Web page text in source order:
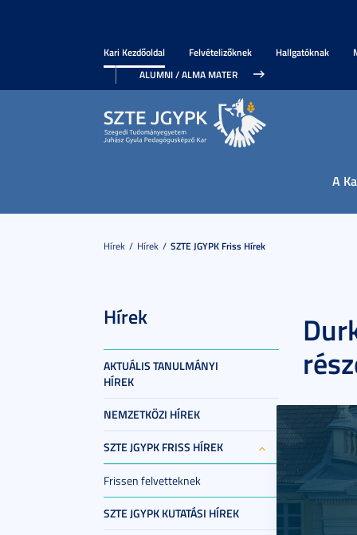
Kari Kezdőoldal Felvételizőknek Hallgatóknak
ALUMNI / ALMA MATER
A
Hírek Hírek SZTE JGYPK Friss Hírek
Hírek
AKTUÁLIS TANULMÁNYI
HÍREK
NEMZETKÖZI HÍREK
SZTE JGYPK FRISS HÍREK
Frissen felvetteknek
SZTE JGYPK KUTATÁSI HÍREK